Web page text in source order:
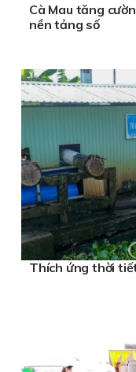
Cà Mau tăng
nền tảng số
Thích ứng thời